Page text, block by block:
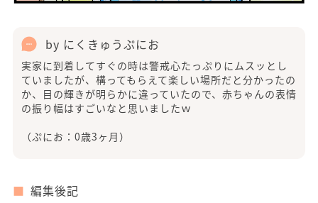
by にくきゅうぷにお
実家に到着してすぐの時は警戒心たっぷりにムスッとし
ていましたが、構ってもらえて楽しい場所だと分かったの
か、目の輝きが明らかに違っていたので、赤ちゃんの表情
の振り幅はすごいなと思いましたｗ
（ぷにお：0歳3ヶ月）
編集後記